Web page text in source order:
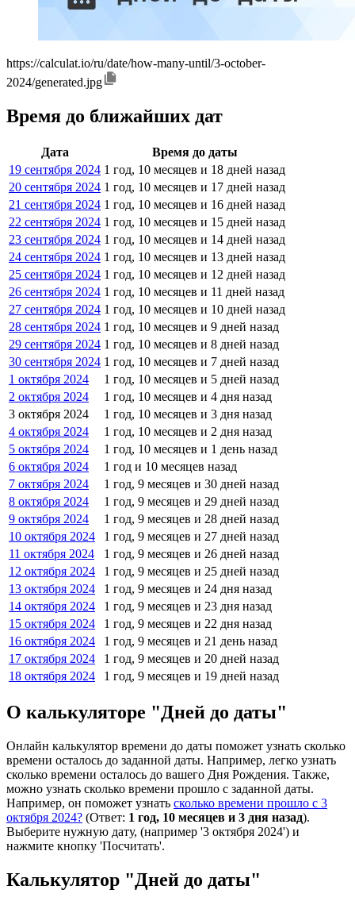
https://calculat.io/ru/date/how-many-until/3-october-
2024/generated.jpg
Время до ближайших дат
Дата
Время до даты
19 сентября 2024 1 год, 10 месяцев и 18 дней назад
20 сентября 2024 1 год, 10 месяцев и 17 дней назад
21 сентября 2024 1 год, 10 месяцев и 16 дней назад
22 сентября 2024 1 год, 10 месяцев и 15 дней назад
23 сентября 2024 1 год, 10 месяцев и 14 дней назад
24 сентября 2024 1 год, 10 месяцев и 13 дней назад
25 сентября 2024 1 год, 10 месяцев и 12 дней назад
26 сентября 2024 1 год, 10 месяцев и 11 дней назад
27 сентября 2024 1 год, 10 месяцев и 10 дней назад
28 сентября 2024 1 год, 10 месяцев и 9 дней назад
29 сентября 2024 1 год, 10 месяцев и 8 дней назад
30 сентября 2024 1 год, 10 месяцев и 7 дней назад
1 октября 2024
1 год, 10 месяцев и 5 дней назад
2 октября 2024
1 год, 10 месяцев и 4 дня назад
3 октября 2024
1 год, 10 месяцев и 3 дня назад
4 октября 2024
1 год, 10 месяцев и 2 дня назад
5 октября 2024
1 год, 10 месяцев и 1 день назад
6 октября 2024
1 год и 10 месяцев назад
7 октября 2024
1 год, 9 месяцев и 30 дней назад
8 октября 2024
1 год, 9 месяцев и 29 дней назад
9 октября 2024
1 год, 9 месяцев и 28 дней назад
10 октября 2024
1 год, 9 месяцев и 27 дней назад
11 октября 2024
1 год, 9 месяцев и 26 дней назад
12 октября 2024
1 год, 9 месяцев и 25 дней назад
13 октября 2024
1 год, 9 месяцев и 24 дня назад
14 октября 2024
1 год, 9 месяцев и 23 дня назад
15 октября 2024
1 год, 9 месяцев и 22 дня назад
16 октября 2024
1 год, 9 месяцев и 21 день назад
17 октября 2024
1 год, 9 месяцев и 20 дней назад
18 октября 2024
1 год, 9 месяцев и 19 дней назад
О калькуляторе "Дней до даты"
Онлайн калькулятор времени до даты поможет узнать сколько
времени осталось до заданной даты. Например, легко узнать
сколько времени осталось до вашего Дня Рождения. Также,
можно узнать сколько времени прошло с заданной даты.
Например, он поможет узнать сколько времени прошло с 3
октября 2024? (Ответ: 1 год, 10 месяцев и 3 дня назад).
Выберите нужную дату, (например '3 октября 2024') и
нажмите кнопку 'Посчитать'.
Калькулятор "Дней до даты"